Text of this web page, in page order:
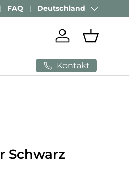
Beratung:+ 49 (0) 881 924 521
FAQ Land/Region
Deutschland
Einloggen
Kontakt
Schwarz